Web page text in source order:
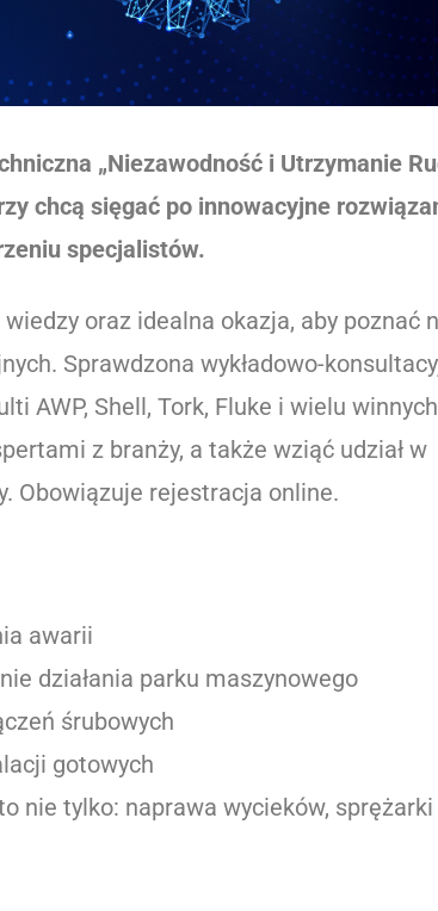
„Niezawodność i Utrzymanie
chcą sięgać po innowacyjne
specjalistów.
oraz idealna okazja, aby poznać
Sprawdzona wykładowo-
AWP, Shell, Tork, Fluke i wielu
z branży, a także wziąć udział w
Obowiązuje rejestracja online.
awarii
działania parku maszynowego
śrubowych
gotowych
nie tylko: naprawa wycieków, sprężarki